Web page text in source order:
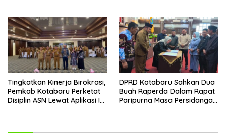
Tingkatkan Kinerja Birokrasi,
Pemkab Kotabaru Perketat
Disiplin ASN Lewat Aplikasi I-
DPRD Kotabaru Sahkan Dua
Buah Raperda Dalam Rapat
Paripurna Masa Persidangan